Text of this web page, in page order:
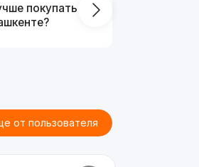
покупать
от пользователя